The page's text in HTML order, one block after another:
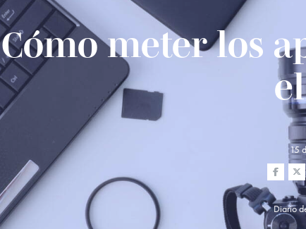
Cómo meter los
15
Diario